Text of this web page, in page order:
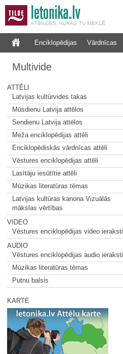
Enciklopēdijas Vārdnīcas
Multivide
ATTĒLI
Latvijas kultūrvides takas
Mūsdienu Latvija attēlos
Sendienu Latvija attēlos
Meža enciklopēdijas attēli
Enciklopēdiskās vārdnīcas attēli
Vēstures enciklopēdijas attēli
Lasītāju iesūtītie attēli
Mūzikas literatūras tēmas
Latvijas kultūras kanona Vizuālās
mākslas vērtības
VIDEO
Vēstures enciklopēdijas video ieraksti
AUDIO
Vēstures enciklopēdijas audio ieraksti
Mūzikas literatūras tēmas
Putnu balsis
KARTE